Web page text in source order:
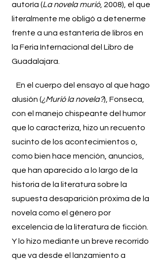
autoría (La novela murió, 2008), el que
literalmente me obligó a detenerme
frente a una estantería de libros en
la Feria Internacional del Libro de
Guadalajara.
En el cuerpo del ensayo al que hago
alusión (¿Murió la novela?), Fonseca,
con el manejo chispeante del humor
que lo caracteriza, hizo un recuento
sucinto de los acontecimientos o,
como bien hace mención, anuncios,
que han aparecido a lo largo de la
historia de la literatura sobre la
supuesta desaparición próxima de la
novela como el género por
excelencia de la literatura de ficción.
Y lo hizo mediante un breve recorrido
que va desde el lanzamiento a